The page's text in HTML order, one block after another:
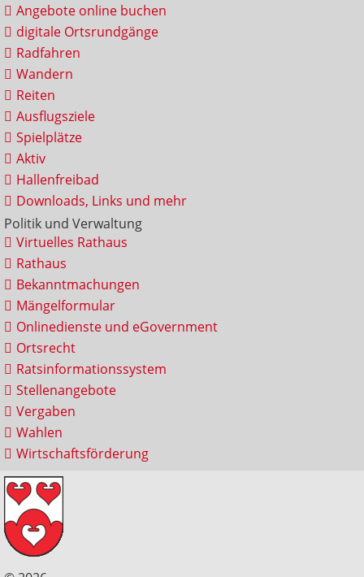
Angebote online buchen
digitale Ortsrundgänge
Radfahren
Wandern
Reiten
Ausflugsziele
Spielplätze
Aktiv
Hallenfreibad
Downloads, Links und mehr
Politik und Verwaltung
Virtuelles Rathaus
Rathaus
Bekanntmachungen
Mängelformular
Onlinedienste und eGovernment
Ortsrecht
Ratsinformationssystem
Stellenangebote
Vergaben
Wahlen
Wirtschaftsförderung